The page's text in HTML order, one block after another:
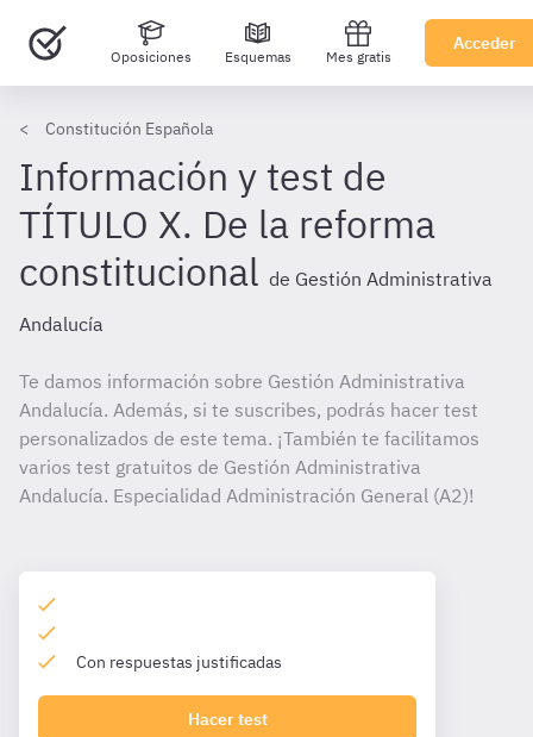
Oposiciones Esquemas Mes gratis
Acceder
Constitución Española
Información y test de
TÍTULO X. De la reforma
constitucional de Gestión Administrativa
Andalucía
Te damos información sobre Gestión Administrativa
Andalucía. Además, si te suscribes, podrás hacer test
personalizados de este tema. ¡También te facilitamos
varios test gratuitos de Gestión Administrativa
Andalucía. Especialidad Administración General (A2)!
Con respuestas justificadas
Hacer test